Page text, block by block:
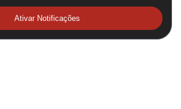
Ativar Notificações